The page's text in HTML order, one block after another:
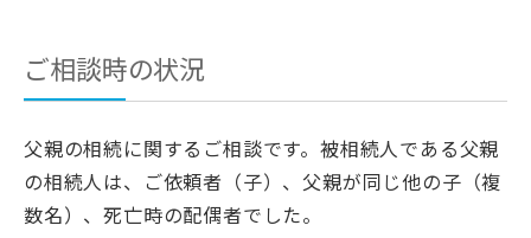
ご相談時の状況
父親の相続に関するご相談です。被相続人である父親
の相続人は、ご依頼者（子）、父親が同じ他の子（複
数名）、死亡時の配偶者でした。